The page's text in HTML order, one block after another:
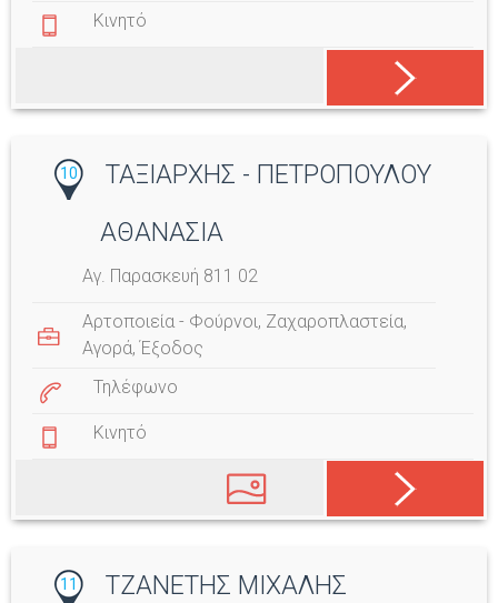
Κινητό
10
ΤΑΞΙΑΡΧΗΣ - ΠΕΤΡΟΠΟΥΛΟΥ
ΑΘΑΝΑΣΙΑ
Αγ. Παρασκευή 811 02
Αρτοποιεία - Φούρνοι, Ζαχαροπλαστεία,
Αγορά,Έξοδος
Τηλέφωνο
Κινητό
11 ΤΖΑΝΕΤΗΣ ΜΙΧΑΛΗΣ